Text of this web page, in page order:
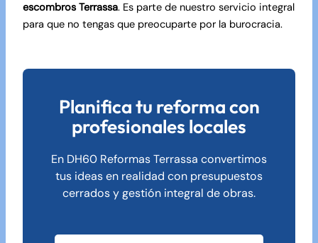
escombros Terrassa. Es parte de nuestro servicio integral
para que no tengas que preocuparte por la burocracia.
Planifica tu reforma con
profesionales locales
En DH60 Reformas Terrassa convertimos
tus ideas en realidad con presupuestos
cerrados y gestión integral de obras.